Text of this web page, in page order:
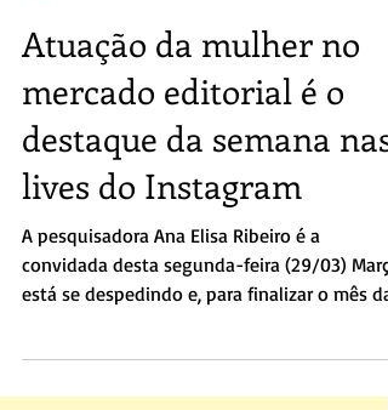
29 de mar. de 2021
1 min de leitura
Atuação da mulher no
mercado editorial é o
destaque da semana nas
lives do Instagram
A pesquisadora Ana Elisa Ribeiro é a
convidada desta segunda-feira (29/03) Março
mulher,...